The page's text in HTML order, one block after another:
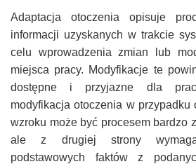
Adaptacja otoczenia opisuje
informacji uzyskanych w trakcie
celu wprowadzenia zmian lub
miejsca pracy. Modyfikacje te
dostępne i przyjazne dla
modyfikacja otoczenia w przypadku
wzroku może być procesem bardzo
ale z drugiej strony
podstawowych faktów z